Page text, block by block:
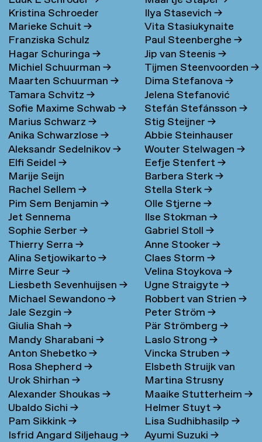
Kristina Schroeder
Marieke Schuit→
Franziska Schulz
Hagar Schuringa→
Michiel Schuurman→
Maarten Schuurman→
Tamara Schvitz→
Sofie Maxime Schwab→
Marius Schwarz→
Anika Schwarzlose→
Aleksandr Sedelnikov→
Elfi Seidel→
Marije Seijn
Rachel Sellem→
Pim Sem Benjamin→
Jet Sennema
Sophie Serber→
Thierry Serra→
Alina Setjowikarto→
Mirre Seur→
Liesbeth Sevenhuijsen→
Michael Sewandono→
Jale Sezgin→
Giulia Shah→
Mandy Sharabani→
Anton Shebetko→
Rosa Shepherd→
Urok Shirhan→
Alexander Shoukas→
Ubaldo Sichi→
Pam Sikkink→
Isfrid Angard Siljehaug→
Ilya Stasevich→
Vita Stasiukynaite
Paul Steenberghe→
Jip van Steenis→
Tijmen Steenvoorden→
Dima Stefanova→
Jelena Stefanović
Stefán Stefánsson→
Stig Steijner→
Abbie Steinhauser
Wouter Stelwagen→
Eefje Stenfert→
Barbera Sterk→
Stella Sterk→
Olle Stjerne→
Ilse Stokman→
Gabriel Stoll→
Anne Stooker→
Claes Storm→
Velina Stoykova→
Ugne Straigyte→
Robbert van Strien→
Peter Ström→
Pär Strömberg→
Laslo Strong→
Vincka Struben→
Elsbeth Struijk van
Bergen→
Martina Strusny
Maaike Stutterheim→
Helmer Stuyt→
Lisa Sudhibhasilp→
Ayumi Suzuki→